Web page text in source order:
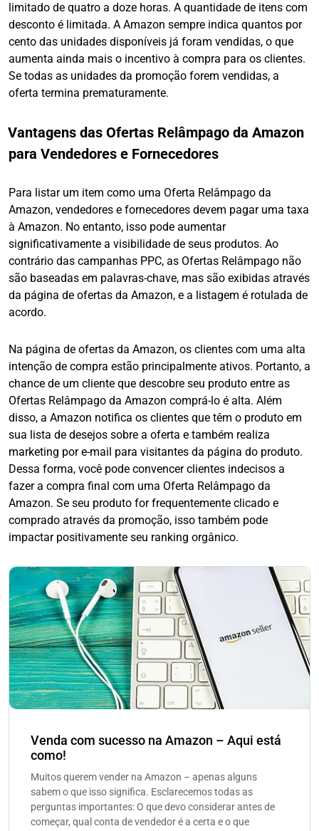
limitado de quatro a doze horas. A quantidade de itens com
desconto é limitada. A Amazon sempre indica quantos por
cento das unidades disponíveis já foram vendidas, o que
aumenta ainda mais o incentivo à compra para os clientes.
Se todas as unidades da promoção forem vendidas, a
oferta termina prematuramente.
Vantagens das Ofertas Relâmpago da Amazon
para Vendedores e Fornecedores
Para listar um item como uma Oferta Relâmpago da
Amazon, vendedores e fornecedores devem pagar uma taxa
à Amazon. No entanto, isso pode aumentar
significativamente a visibilidade de seus produtos. Ao
contrário das campanhas PPC, as Ofertas Relâmpago não
são baseadas em palavras-chave, mas são exibidas através
da página de ofertas da Amazon, e a listagem é rotulada de
acordo.
Na página de ofertas da Amazon, os clientes com uma alta
intenção de compra estão principalmente ativos. Portanto, a
chance de um cliente que descobre seu produto entre as
Ofertas Relâmpago da Amazon comprá-lo é alta. Além
disso, a Amazon notifica os clientes que têm o produto em
sua lista de desejos sobre a oferta e também realiza
marketing por e-mail para visitantes da página do produto.
Dessa forma, você pode convencer clientes indecisos a
fazer a compra final com uma Oferta Relâmpago da
Amazon. Se seu produto for frequentemente clicado e
comprado através da promoção, isso também pode
impactar positivamente seu ranking orgânico.
Venda com sucesso na Amazon – Aqui está
como!
Muitos querem vender na Amazon – apenas alguns
sabem o que isso significa. Esclarecemos todas as
perguntas importantes: O que devo considerar antes de
começar, qual conta de vendedor é a certa e o que